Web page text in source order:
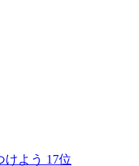
よう 17位